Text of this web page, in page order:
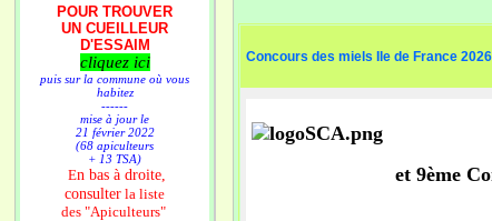
POUR TROUVER
UN CUEILLEUR
D'ESSAIM
cliquez ici
puis sur la commune où vous
habitez
------
mise à jour le
21 février 2022
(68 apiculteurs
+ 13 TSA)
En bas à droite,
consulter la liste
des "Apiculteurs"
Concours des miels Ile de France 2026
et 9ème